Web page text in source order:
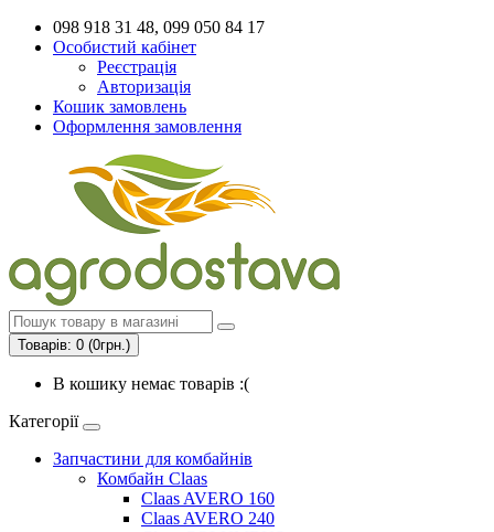
098 918 31 48, 099 050 84 17
Особистий кабінет
Реєстрація
Авторизація
Кошик замовлень
Оформлення замовлення
Товарів: 0 (0грн.)
В кошику немає товарів :(
Категорії
Запчастини для комбайнів
Комбайн Claas
Claas AVERO 160
Claas AVERO 240